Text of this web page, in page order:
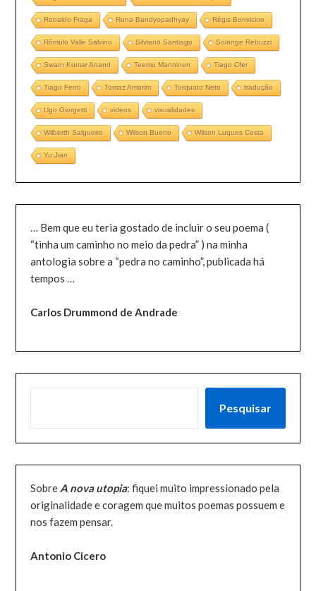
Ronaldo Fraga Runa Bandyopadhyay Régis Bonvicino
Rômulo Valle Salvino Silviano Santiago Solange Rebuzzi
Swarn Kumar Anand Teemu Manninen Tiago Cfer
Tiago Ferro Tomaz Amorim Torquato Neto tradução
Ugo Giorgetti videos visualidades
Wilberth Salgueiro Wilson Bueno Wilson Luques Costa
Yu Jian
… Bem que eu teria gostado de incluir o seu poema (
“tinha um caminho no meio da pedra” ) na minha
antologia sobre a “pedra no caminho”, publicada há
tempos …
Carlos Drummond de Andrade
Pesquisar
Sobre A nova utopia: fiquei muito impressionado pela
originalidade e coragem que muitos poemas possuem e
nos fazem pensar.
Antonio Cicero